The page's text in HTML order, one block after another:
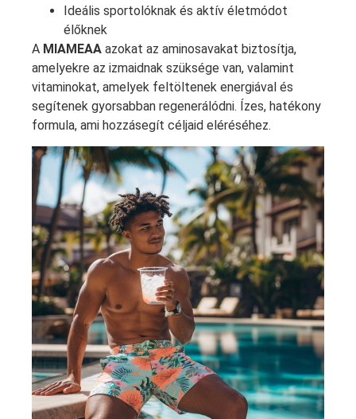
Ideális sportolóknak és aktív életmódot
élőknek
A MIAMEAA azokat az aminosavakat biztosítja,
amelyekre az izmaidnak szüksége van, valamint
vitaminokat, amelyek feltöltenek energiával és
segítenek gyorsabban regenerálódni. Ízes, hatékony
formula, ami hozzásegít céljaid eléréséhez.